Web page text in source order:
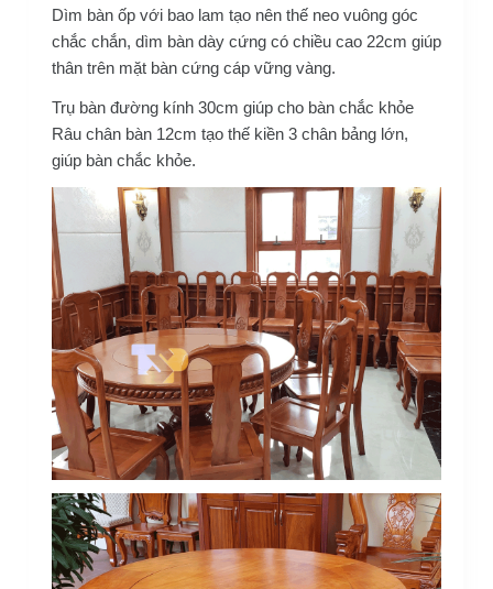
Dìm bàn ốp với bao lam tạo nên thế neo vuông góc
chắc chắn, dìm bàn dày cứng có chiều cao 22cm giúp
thân trên mặt bàn cứng cáp vững vàng.
Trụ bàn đường kính 30cm giúp cho bàn chắc khỏe
Râu chân bàn 12cm tạo thế kiền 3 chân bảng lớn,
giúp bàn chắc khỏe.